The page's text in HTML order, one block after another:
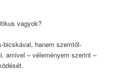
vagyok?
bicskával, hanem szemtől-
amivel – véleményem szerint –